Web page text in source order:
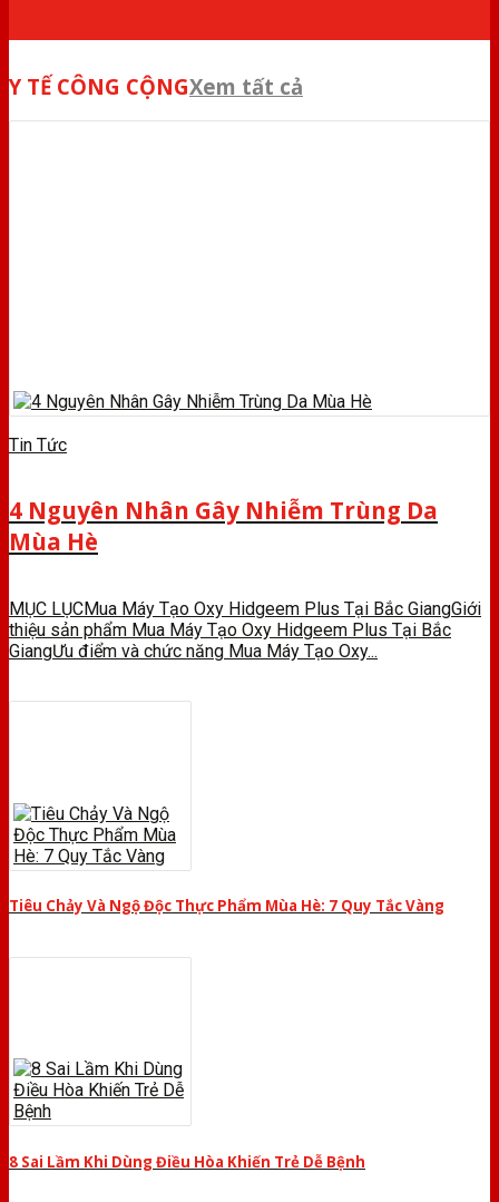
Y TẾ CÔNG CỘNGXem tất cả
Tin Tức
4 Nguyên Nhân Gây Nhiễm Trùng Da
Mùa Hè
MỤC LỤCMua Máy Tạo Oxy Hidgeem Plus Tại Bắc GiangGiới
thiệu sản phẩm Mua Máy Tạo Oxy Hidgeem Plus Tại Bắc
GiangƯu điểm và chức năng Mua Máy Tạo Oxy...
Tiêu Chảy Và Ngộ Độc Thực Phẩm Mùa Hè: 7 Quy Tắc Vàng
8 Sai Lầm Khi Dùng Điều Hòa Khiến Trẻ Dễ Bệnh